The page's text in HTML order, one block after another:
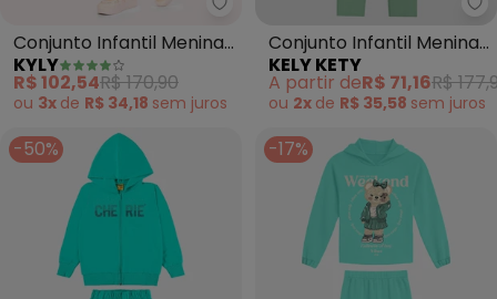
Kyly - Conjunto Infantil Menina
Conjunto Infantil Menina
em Algodão (Verde)
KYLY
R$ 102,54R$ 170,90
ou 3x de R$ 34,18 sem juros
Conjunto Infantil Menina
Blusão e Legging (Verde)
KELY KETY
A partir deR$ 71,16R$
ou 2x de R$ 35,58 sem juros
-50% -17%